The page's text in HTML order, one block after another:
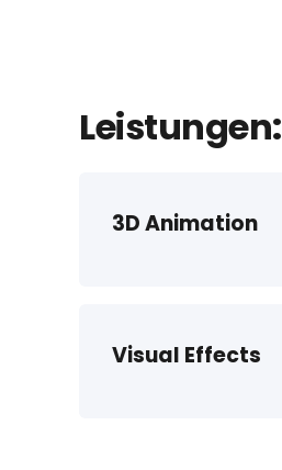
Leistungen:
3D Animation
Visual Effects